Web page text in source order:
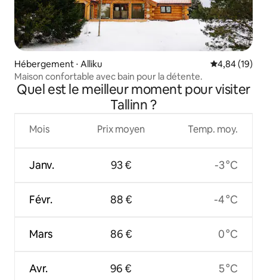
Hébergement ⋅ Alliku Évaluation
4,84 (19)
Maison confortable avec bain pour la détente.
Quel est le meilleur moment pour visiter
Tallinn ?
Mois
Janv.
Févr.
Mars
Avr.
Prix moyen
93 €
88 €
86 €
96 €
Temp. moy.
-3 °C
-4 °C
0 °C
5 °C